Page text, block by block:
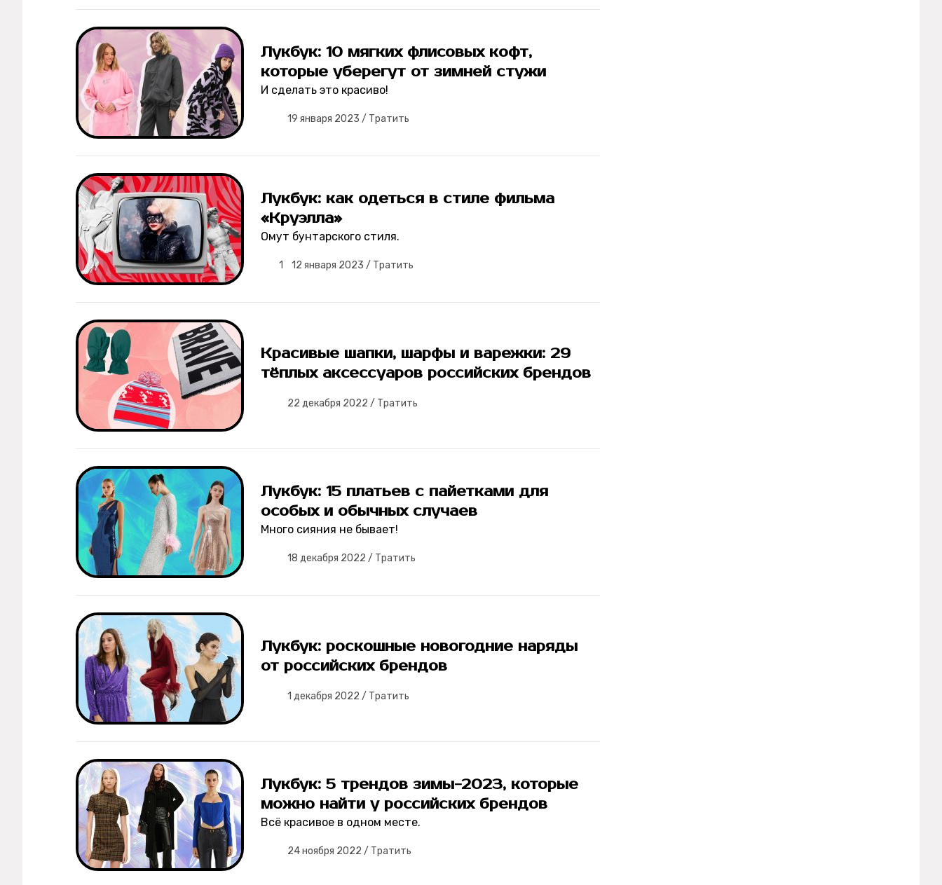
Лукбук: 10 мягких флисовых кофт,
которые уберегут от зимней стужи
И сделать это красиво!
19 января 2023 / Тратить
Лукбук: как одеться в стиле фильма
«Круэлла»
Омут бунтарского стиля.
1 12 января 2023 / Тратить
Красивые шапки, шарфы и варежки: 29
тёплых аксессуаров российских брендов
22 декабря 2022 / Тратить
Лукбук: 15 платьев с пайетками для
особых и обычных случаев
Много сияния не бывает!
18 декабря 2022 / Тратить
Лукбук: роскошные новогодние наряды
от российских брендов
1 декабря 2022 / Тратить
Лукбук: 5 трендов зимы-2023, которые
можно найти у российских брендов
Всё красивое в одном месте.
24 ноября 2022 / Тратить